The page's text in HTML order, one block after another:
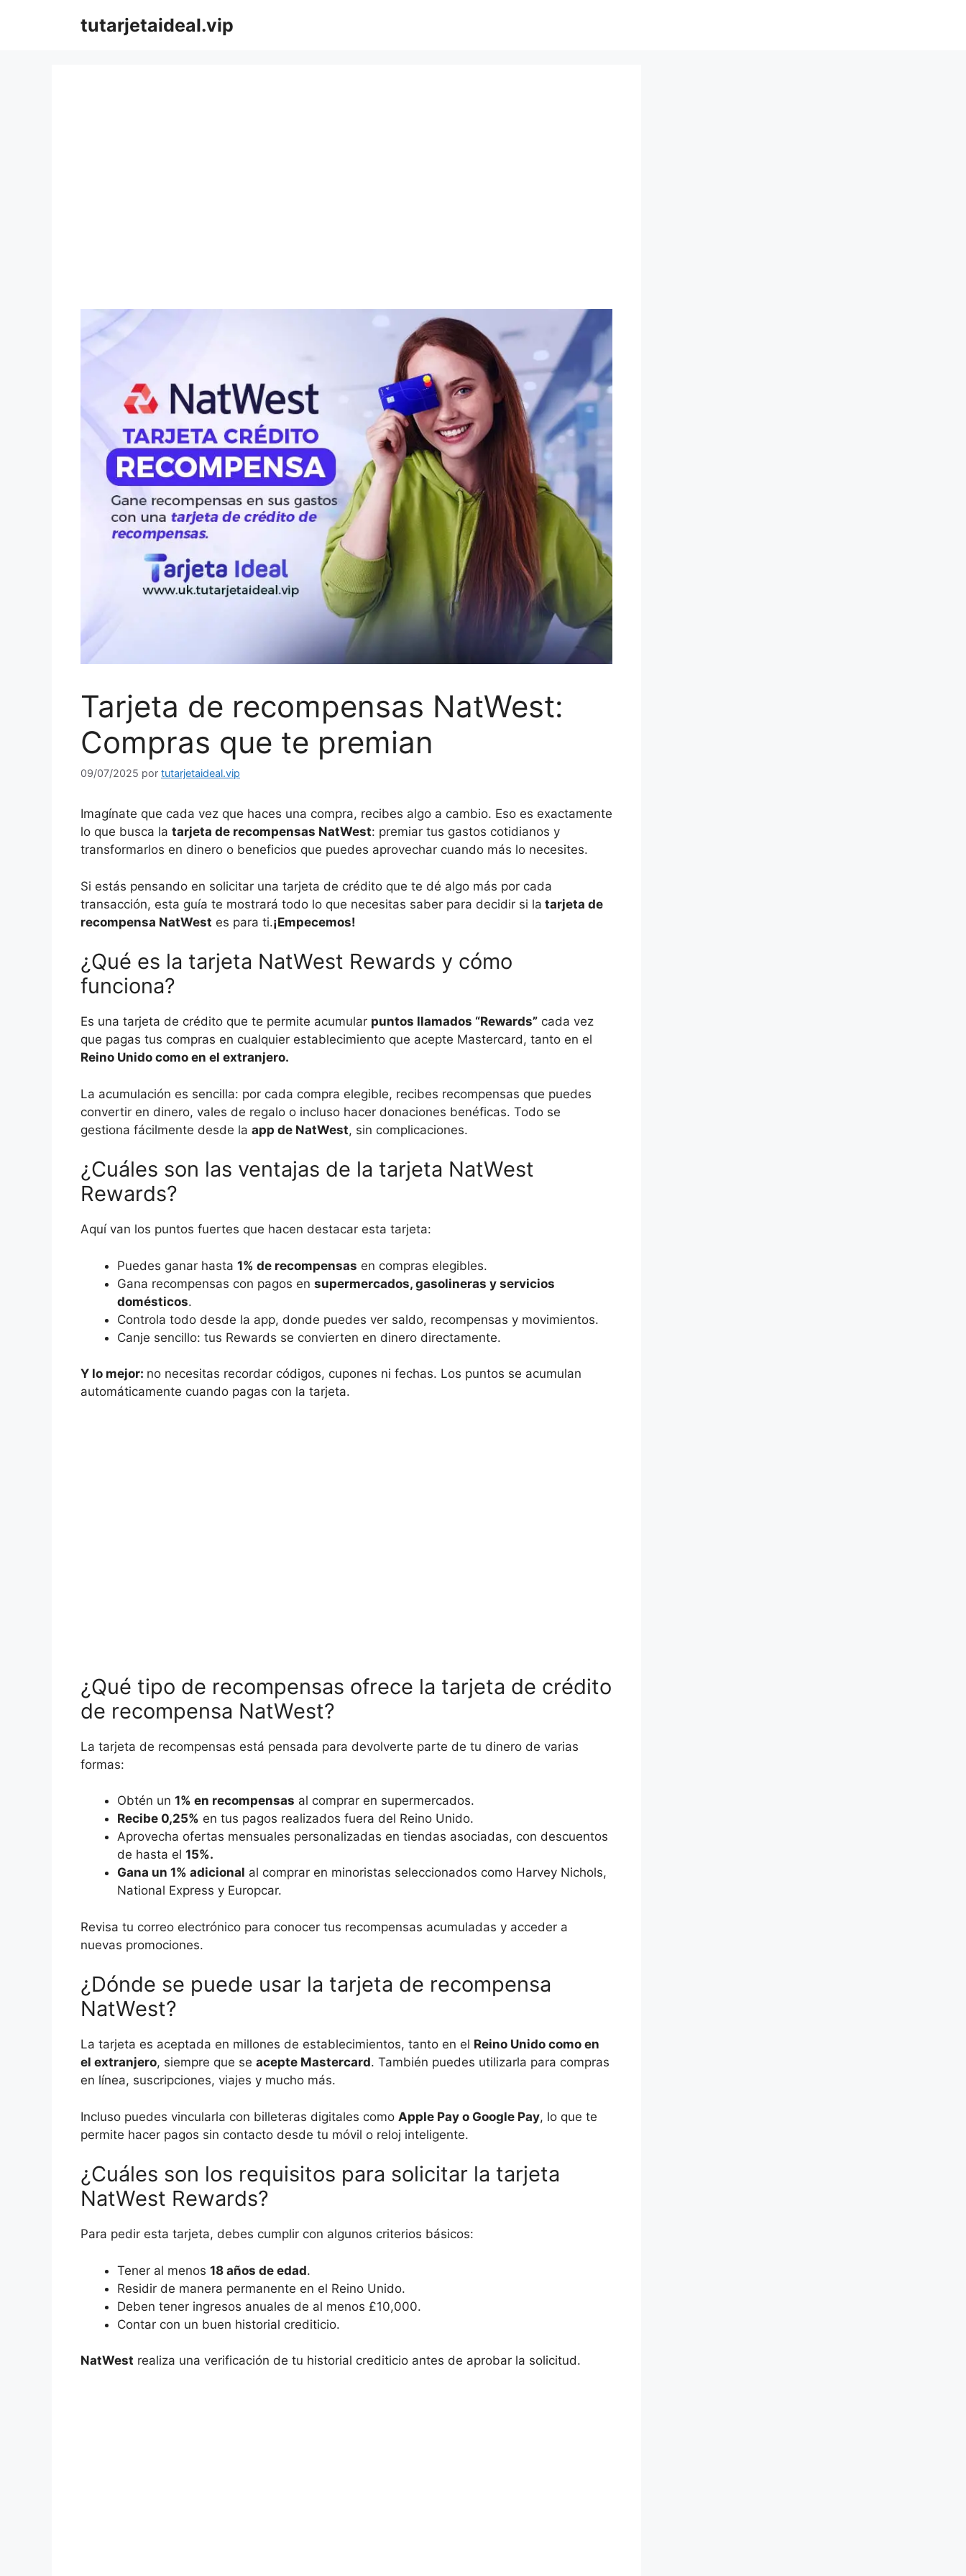
tutarjetaideal.vip
Tarjeta de recompensas NatWest:
Compras que te premian
09/07/2025 por tutarjetaideal.vip
Imagínate que cada vez que haces una compra, recibes algo a cambio. Eso es exactamente
lo que busca la tarjeta de recompensas NatWest: premiar tus gastos cotidianos y
transformarlos en dinero o beneficios que puedes aprovechar cuando más lo necesites.
Si estás pensando en solicitar una tarjeta de crédito que te dé algo más por cada
transacción, esta guía te mostrará todo lo que necesitas saber para decidir si la tarjeta de
recompensa NatWest es para ti.¡Empecemos!
¿Qué es la tarjeta NatWest Rewards y cómo
funciona?
Es una tarjeta de crédito que te permite acumular puntos llamados “Rewards” cada vez
que pagas tus compras en cualquier establecimiento que acepte Mastercard, tanto en el
Reino Unido como en el extranjero.
La acumulación es sencilla: por cada compra elegible, recibes recompensas que puedes
convertir en dinero, vales de regalo o incluso hacer donaciones benéficas. Todo se
gestiona fácilmente desde la app de NatWest, sin complicaciones.
¿Cuáles son las ventajas de la tarjeta NatWest
Rewards?
Aquí van los puntos fuertes que hacen destacar esta tarjeta:
Puedes ganar hasta 1% de recompensas en compras elegibles.
Gana recompensas con pagos en supermercados, gasolineras y servicios
domésticos.
Controla todo desde la app, donde puedes ver saldo, recompensas y movimientos.
Canje sencillo: tus Rewards se convierten en dinero directamente.
Y lo mejor: no necesitas recordar códigos, cupones ni fechas. Los puntos se acumulan
automáticamente cuando pagas con la tarjeta.
¿Qué tipo de recompensas ofrece la tarjeta de crédito
de recompensa NatWest?
La tarjeta de recompensas está pensada para devolverte parte de tu dinero de varias
formas:
Obtén un 1% en recompensas al comprar en supermercados.
Recibe 0,25% en tus pagos realizados fuera del Reino Unido.
Aprovecha ofertas mensuales personalizadas en tiendas asociadas, con descuentos
de hasta el 15%.
Gana un 1% adicional al comprar en minoristas seleccionados como Harvey Nichols,
National Express y Europcar.
Revisa tu correo electrónico para conocer tus recompensas acumuladas y acceder a
nuevas promociones.
¿Dónde se puede usar la tarjeta de recompensa
NatWest?
La tarjeta es aceptada en millones de establecimientos, tanto en el Reino Unido como en
el extranjero, siempre que se acepte Mastercard. También puedes utilizarla para compras
en línea, suscripciones, viajes y mucho más.
Incluso puedes vincularla con billeteras digitales como Apple Pay o Google Pay, lo que te
permite hacer pagos sin contacto desde tu móvil o reloj inteligente.
¿Cuáles son los requisitos para solicitar la tarjeta
NatWest Rewards?
Para pedir esta tarjeta, debes cumplir con algunos criterios básicos:
Tener al menos 18 años de edad.
Residir de manera permanente en el Reino Unido.
Deben tener ingresos anuales de al menos £10,000.
Contar con un buen historial crediticio.
NatWest realiza una verificación de tu historial crediticio antes de aprobar la solicitud.